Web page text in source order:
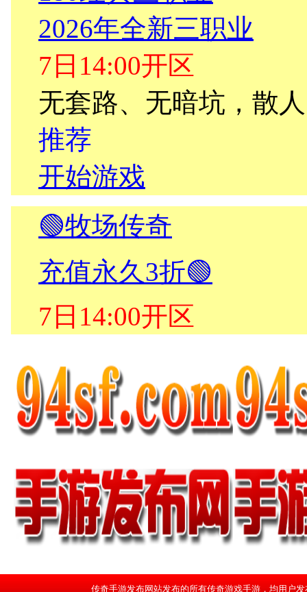
传奇手游发布网站发布的所有传奇游戏手游，均用户